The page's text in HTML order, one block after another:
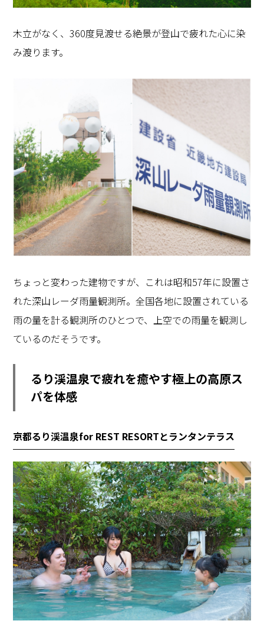
木立がなく、360度見渡せる絶景が登山で疲れた心に染
み渡ります。
ちょっと変わった建物ですが、これは昭和57年に設置さ
れた深山レーダ雨量観測所。全国各地に設置されている
雨の量を計る観測所のひとつで、上空での雨量を観測し
ているのだそうです。
るり渓温泉で疲れを癒やす極上の高原ス
パを体感
京都るり渓温泉for REST RESORTとランタンテラス